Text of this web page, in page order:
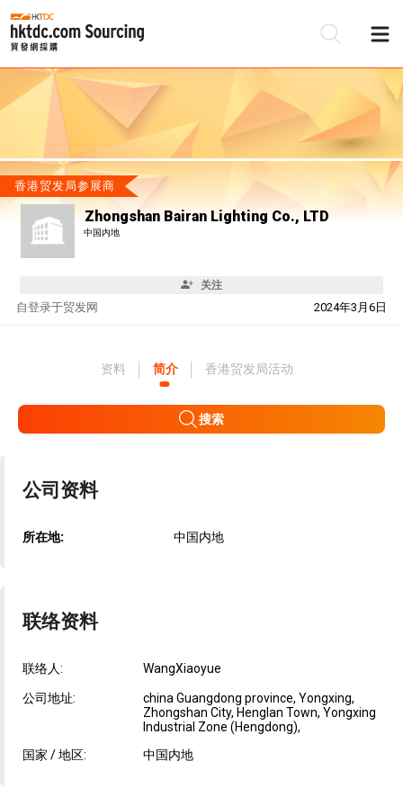
香港贸发局参展商
Zhongshan Bairan Lighting Co., LTD
中国内地
关注
自 2024年3月6日
登录于贸发网
资料 简介 香港贸发局活动
搜索
公司资料
所在地: 中国内地
联络资料
联络人: WangXiaoyue
公司地址:
china Guangdong province, Yongxing,
Zhongshan City, Henglan Town, Yongxing
Industrial Zone (Hengdong),
国家 / 地区:
中国内地